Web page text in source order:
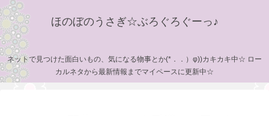
ほのぼのうさぎ☆ぶろぐろぐーっ♪
ネットで見つけた面白いもの、気になる物事とか(*．．）φ))カキカキ中☆ ロー
カルネタから最新情報までマイペースに更新中☆